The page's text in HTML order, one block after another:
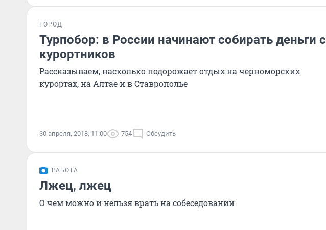
ГОРОД
Турпобор: в России начинают собирать деньги с
курортников
Рассказываем, насколько подорожает отдых на черноморских
курортах, на Алтае и в Ставрополье
30 апреля, 2018, 11:00 754 Обсудить
РАБОТА
Лжец, лжец
О чем можно и нельзя врать на собеседовании